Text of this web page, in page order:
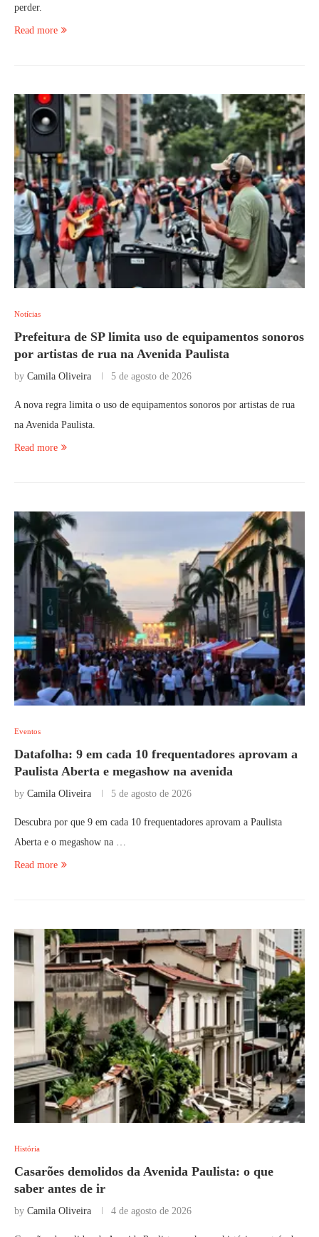
perder.
Read more
Notícias
Prefeitura de SP limita uso de equipamentos sonoros
por artistas de rua na Avenida Paulista
by Camila Oliveira 5 de agosto de 2026
A nova regra limita o uso de equipamentos sonoros por artistas de rua
na Avenida Paulista.
Read more
Eventos
Datafolha: 9 em cada 10 frequentadores aprovam a
Paulista Aberta e megashow na avenida
by Camila Oliveira 5 de agosto de 2026
Descubra por que 9 em cada 10 frequentadores aprovam a Paulista
Aberta e o megashow na …
Read more
História
Casarões demolidos da Avenida Paulista: o que
saber antes de ir
by Camila Oliveira 4 de agosto de 2026